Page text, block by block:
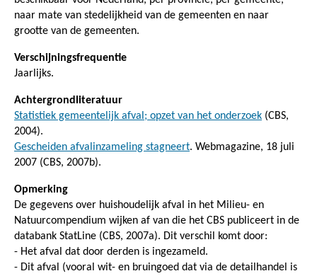
naar mate van stedelijkheid van de gemeenten en naar
grootte van de gemeenten.
Verschijningsfrequentie
Jaarlijks.
Achtergrondliteratuur
Statistiek gemeentelijk afval; opzet van het onderzoek (CBS,
2004).
Gescheiden afvalinzameling stagneert. Webmagazine, 18 juli
2007 (CBS, 2007b).
Opmerking
De gegevens over huishoudelijk afval in het Milieu- en
Natuurcompendium wijken af van die het CBS publiceert in de
databank StatLine (CBS, 2007a). Dit verschil komt door:
- Het afval dat door derden is ingezameld.
- Dit afval (vooral wit- en bruingoed dat via de detailhandel is